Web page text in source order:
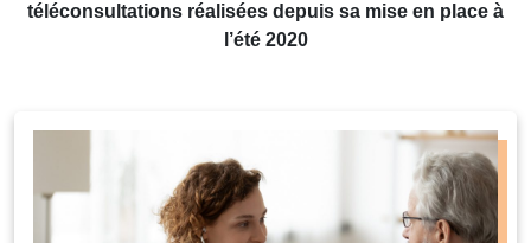
téléconsultations réalisées depuis sa mise en place à
l’été 2020